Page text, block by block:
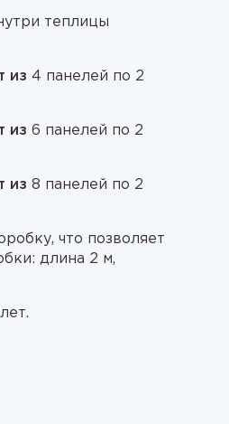
теплицы
из 4 панелей по 2
из 6 панелей по 2
из 8 панелей по 2
что позволяет
длина 2 м,